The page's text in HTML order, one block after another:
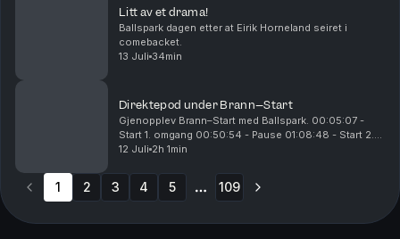
Litt av et drama!
Ballspark dagen etter at Eirik Horneland seiret i
comebacket.
13 Juli 34min
Direktepod under Brann–Start
Gjenopplev Brann–Start med Ballspark. 00:05:07 -
Start 1. omgang 00:50:54 - Pause 01:08:48 - Start 2.
omgang 01:16:04 - 0-1 til Start 01:31:20 - 1-1 til Brann
12 Juli 2h 1min
1 2 3 4 5 109